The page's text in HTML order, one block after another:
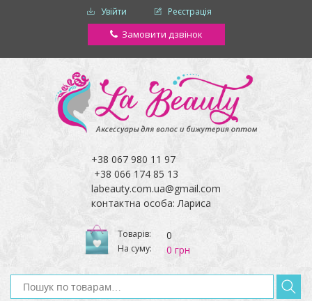
Увійти Реєстрація
Замовити дзвінок
+38 067 980 11 97
+38 066 174 85 13
labeauty.com.ua@gmail.com
контактна особа: Лариса
Товарів: 0
На суму: 0 грн